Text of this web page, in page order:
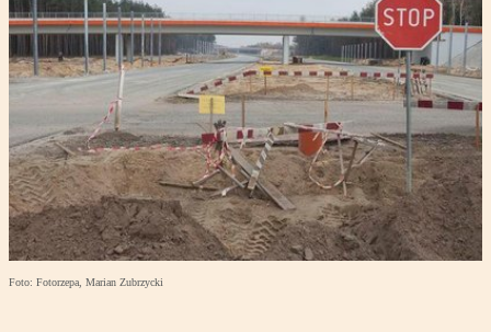
Foto: Fotorzepa, Marian Zubrzycki